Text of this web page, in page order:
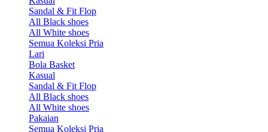
Sandal & Fit Flop
All Black shoes
All White shoes
Semua Koleksi Pria
Lari
Bola Basket
Kasual
Sandal & Fit Flop
All Black shoes
All White shoes
Pakaian
Semua Koleksi Pria